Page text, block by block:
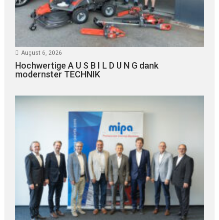
August 6, 2026
Hochwertige A U S B I L D U N G dank
modernster TECHNIK